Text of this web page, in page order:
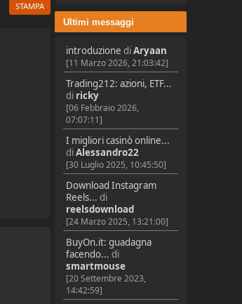
Ultimi messaggi
introduzione diAryaan
[11 Marzo 2026, 21:03:42]
Trading212: azioni, ETF...
di ricky
[06 Febbraio 2026,
07:07:11]
I migliori casinò online...
diAlessandro22
[30 Luglio 2025, 10:45:50]
Download Instagram
Reels... di
reelsdownload
[24 Marzo 2025, 13:21:00]
BuyOn.it: guadagna
facendo... di
smartmouse
[20 Settembre 2023,
14:42:59]
STAMPA